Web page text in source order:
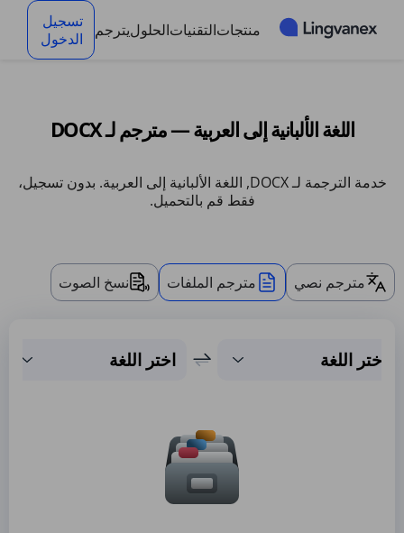
منتجاتالتقنياتالحلوليترجم
تسجيل
الدخول
اللغة الألبانية إلى العربية — مترجم لـ DOCX
خدمة الترجمة لـ DOCX, اللغة الألبانية إلى العربية. بدون تسجيل،
فقط قم بالتحميل.
مترجم نصي مترجم الملفات نسخ الصوت
اختر اللغة اختر اللغة